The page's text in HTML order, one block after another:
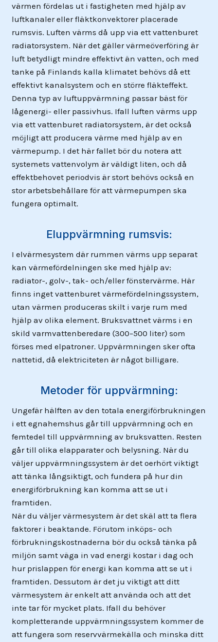
värmen fördelas ut i fastigheten med hjälp av
luftkanaler eller fläktkonvektorer placerade
rumsvis. Luften värms då upp via ett vattenburet
radiatorsystem. När det gäller värmeöverföring är
luft betydligt mindre effektivt än vatten, och med
tanke på Finlands kalla klimatet behövs då ett
effektivt kanalsystem och en större fläkteffekt.
Denna typ av luftuppvärmning passar bäst för
lågenergi- eller passivhus. Ifall luften värms upp
via ett vattenburet radiatorsystem, är det också
möjligt att producera värme med hjälp av en
värmepump. I det här fallet bör du notera att
systemets vattenvolym är väldigt liten, och då
effektbehovet periodvis är stort behövs också en
stor arbetsbehållare för att värmepumpen ska
fungera optimalt.
Eluppvärmning rumsvis:
I elvärmesystem där rummen värms upp separat
kan värmefördelningen ske med hjälp av:
radiator-, golv-, tak- och/eller fönstervärme. Här
finns inget vattenburet värmefördelningssystem,
utan värmen produceras skilt i varje rum med
hjälp av olika element. Bruksvattnet värms i en
skild varmvattenberedare (300–500 liter) som
förses med elpatroner. Uppvärmningen sker ofta
nattetid, då elektriciteten är något billigare.
Metoder för uppvärmning:
Ungefär hälften av den totala energiförbrukningen
i ett egnahemshus går till uppvärmning och en
femtedel till uppvärmning av bruksvatten. Resten
går till olika elapparater och belysning. När du
väljer uppvärmningssystem är det oerhört viktigt
att tänka långsiktigt, och fundera på hur din
energiförbrukning kan komma att se ut i
framtiden.
När du väljer värmesystem är det skäl att ta flera
faktorer i beaktande. Förutom inköps- och
förbrukningskostnaderna bör du också tänka på
miljön samt väga in vad energi kostar i dag och
hur prislappen för energi kan komma att se ut i
framtiden. Dessutom är det ju viktigt att ditt
värmesystem är enkelt att använda och att det
inte tar för mycket plats. Ifall du behöver
kompletterande uppvärmningssystem kommer de
att fungera som reservvärmekälla och minska ditt